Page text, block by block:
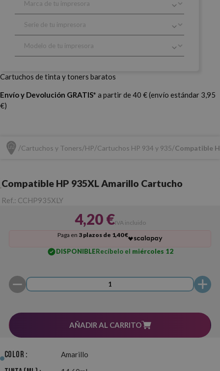
Cartuchos de tinta y toners baratos
Envío y Devolución GRATIS* a partir de 40 € (envío estándar 3,95
€)
Cartuchos y Toners HP Cartuchos HP 934 y 935 Compatible
Compatible HP 935XL Amarillo Cartucho
Ref.: CCHP935XLY
4,20 €IVA incluido
Paga en 3 plazos de 1,40 €
DISPONIBLERecíbelo el miércoles 12
AÑADIR AL CARRITO
Color : Amarillo